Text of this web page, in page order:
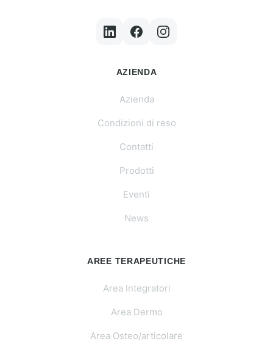
AZIENDA
Azienda
Condizioni di reso
Contatti
Prodotti
Eventi
News
AREE TERAPEUTICHE
Area Integratori
Area Dermo
Area Osteo/articolare